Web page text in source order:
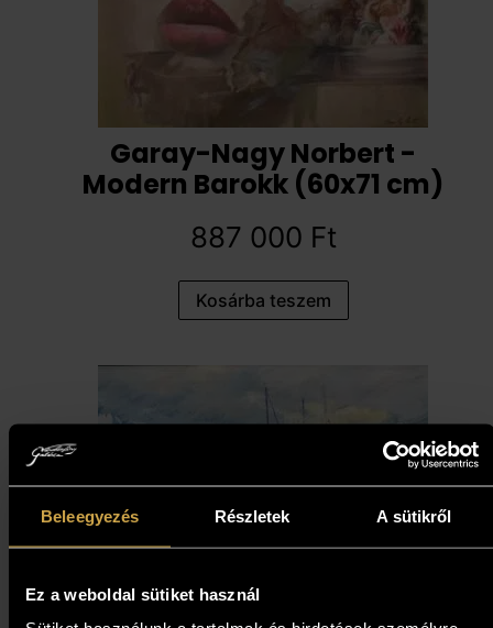
Beleegyezés Részletek A sütikről
Ez a weboldal sütiket használ
Garay-Nagy Norbert -
Modern Barokk (60x71 cm)
887 000 Ft
Kosárba teszem
Papp Gábor - Pihenő vitorlák